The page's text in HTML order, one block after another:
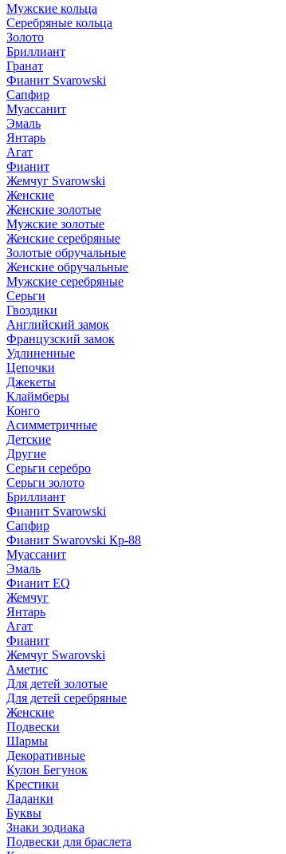
Мужские кольца
Серебряные кольца
Золото
Бриллиант
Гранат
Фианит Svarowski
Сапфир
Муассанит
Эмаль
Янтарь
Агат
Фианит
Жемчуг Svarowski
Женские
Женские золотые
Мужские золотые
Женские серебряные
Золотые обручальные
Женские обручальные
Мужские серебряные
Серьги
Гвоздики
Английский замок
Французский замок
Удлиненные
Цепочки
Джекеты
Клаймберы
Конго
Асимметричные
Детские
Другие
Серьги серебро
Серьги золото
Бриллиант
Фианит Svarowski
Сапфир
Фианит Swarovski Кр-88
Муассанит
Эмаль
Фианит EQ
Жемчуг
Янтарь
Агат
Фианит
Жемчуг Swarovski
Аметис
Для детей золотые
Для детей серебряные
Женские
Подвески
Шармы
Декоративные
Кулон Бегунок
Крестики
Ладанки
Буквы
Знаки зодиака
Подвески для браслета